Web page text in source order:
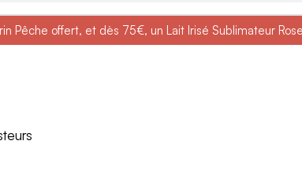
30€ d'achat avec le codeBELLEBIO
de produits
Pêche offert, et dès 75€, un Lait Irisé Sublimateur